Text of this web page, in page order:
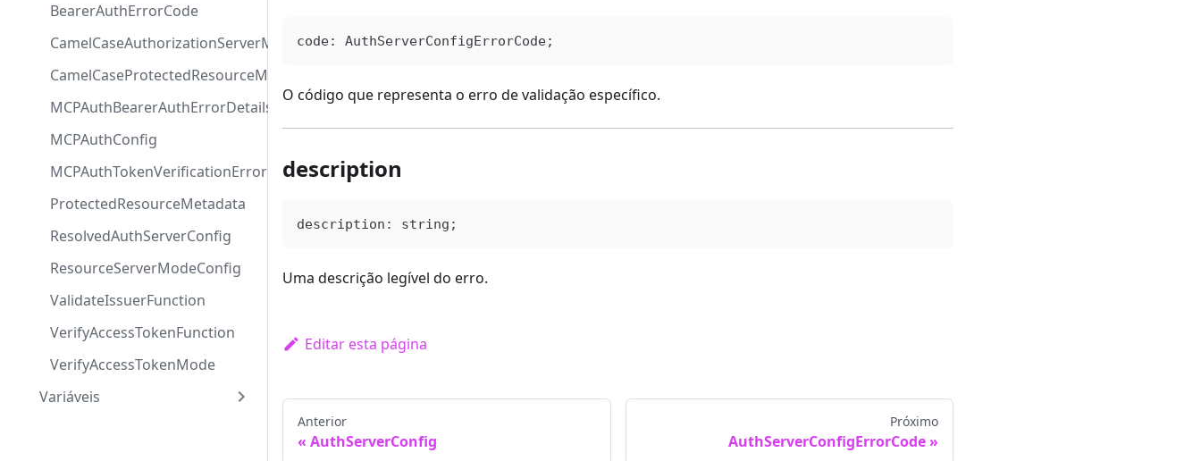
BearerAuthErrorCode
CamelCaseAuthorizationServerMetadata
CamelCaseProtectedResourceMetadata
MCPAuthBearerAuthErrorDetails
MCPAuthConfig
MCPAuthTokenVerificationErrorCode
ProtectedResourceMetadata
ResolvedAuthServerConfig
ResourceServerModeConfig
ValidateIssuerFunction
VerifyAccessTokenFunction
VerifyAccessTokenMode
Variáveis
code: AuthServerConfigErrorCode;
O código que representa o erro de validação específico.
description
description : string ;
Uma descrição legível do erro.
Editar esta página
Anterior
AuthServerConfig
Próximo
AuthServerConfigErrorCode